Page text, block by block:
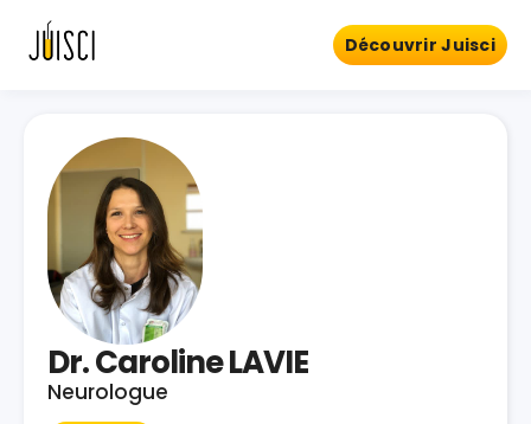
Découvrir Juisci
Dr. Caroline LAVIE
Neurologue